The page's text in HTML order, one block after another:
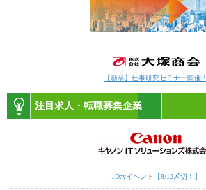
【新卒】仕事研究セミナー開催！
注目求人・転職募集企業
1Dayイベント【8/12〆切！】